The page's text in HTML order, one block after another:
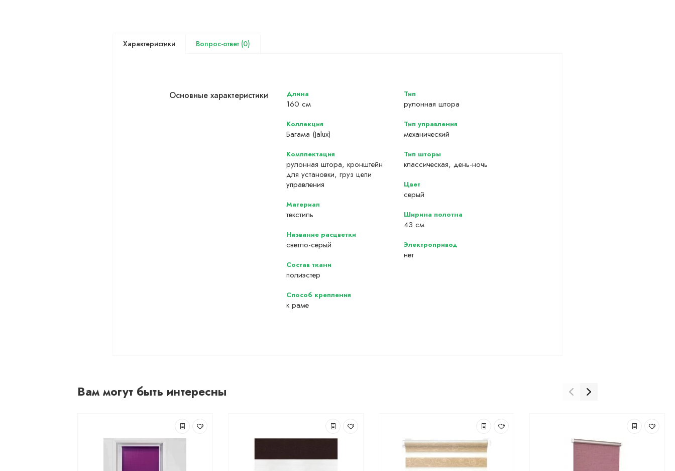
(0)
Основные характеристики Длина
160 см
Коллекция
Багама (Jalux)
Комплектация
рулонная штора, кронштейн
для установки, груз цепи
управления
Материал
текстиль
Название расцветки
светло-серый
Состав ткани
полиэстер
Способ крепления
к раме
Тип
рулонная штора
Тип управления
механический
Тип шторы
классическая, день-ночь
Цвет
серый
Ширина полотна
43 см
Электропривод
нет
Вам могут быть интересны